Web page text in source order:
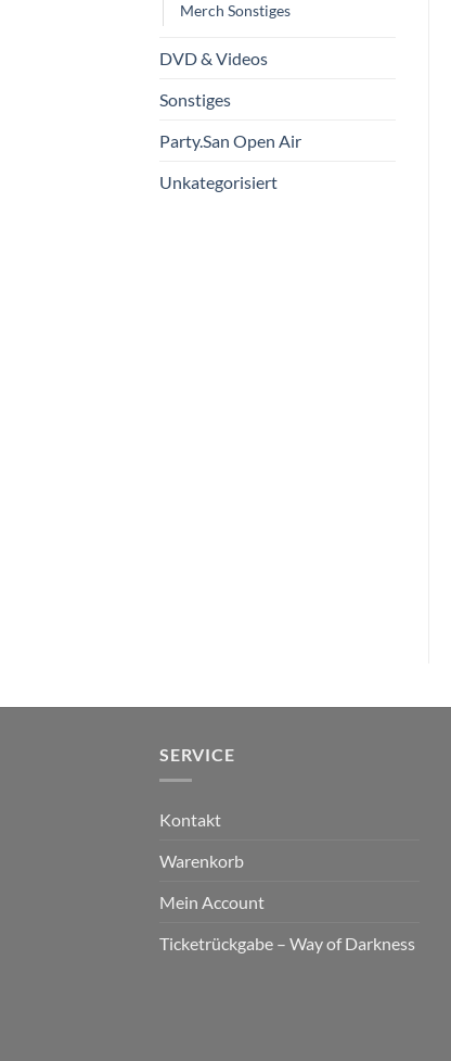
Merch Sonstiges
DVD & Videos
Sonstiges
Party.San Open Air
Unkategorisiert
SERVICE
Kontakt
Warenkorb
Mein Account
Ticketrückgabe – Way of Darkness